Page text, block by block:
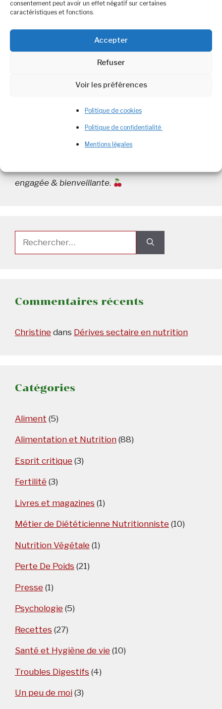
consentement peut avoir un effet négatif sur certaines
caractéristiques et fonctions.
Accepter
Refuser
Voir les préférences
Politique de cookies
Politique de confidentialité
Mentions légales
par personne Ingredients … Lire plus
Étiquettes
facile,legume,papillote,poisson,rapide,
Laisser un commentaire
Diététicienne Nutritionniste
engagée & bienveillante.
Rechercher :
Commentaires récents
Christine dans Dérives sectaire en nutrition
Catégories
Aliment (5)
Alimentation et Nutrition (88)
Esprit critique (3)
Fertilité (3)
Livres et magazines (1)
Métier de Diététicienne Nutritionniste (10)
Nutrition Végétale (1)
Perte De Poids (21)
Presse (1)
Psychologie (5)
Recettes (27)
Santé et Hygiène de vie (10)
Troubles Digestifs (4)
Un peu de moi (3)